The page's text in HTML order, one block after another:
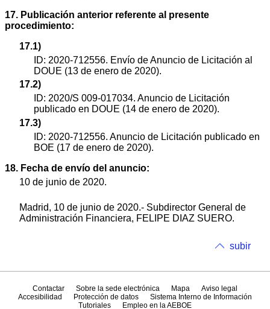
17. Publicación anterior referente al presente
procedimiento:
17.1)
ID: 2020-712556. Envío de Anuncio de Licitación al
DOUE (13 de enero de 2020).
17.2)
ID: 2020/S 009-017034. Anuncio de Licitación
publicado en DOUE (14 de enero de 2020).
17.3)
ID: 2020-712556. Anuncio de Licitación publicado en
BOE (17 de enero de 2020).
18. Fecha de envío del anuncio:
10 de junio de 2020.
Madrid, 10 de junio de 2020.- Subdirector General de
Administración Financiera, FELIPE DIAZ SUERO.
subir
Contactar Sobre la sede electrónica Mapa
Aviso legal
Accesibilidad
Protección de datos
Sistema Interno de Información
Tutoriales
Empleo en la AEBOE